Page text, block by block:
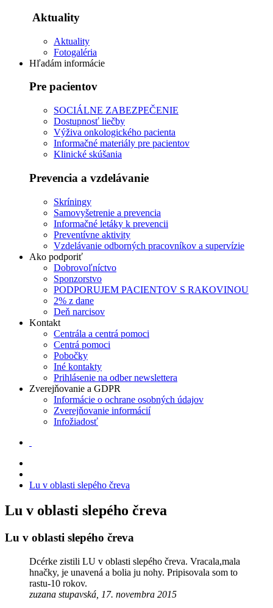
Aktuality
Aktuality
Fotogaléria
Hľadám informácie
Pre pacientov
SOCIÁLNE ZABEZPEČENIE
Dostupnosť liečby
Výživa onkologického pacienta
Informačné materiály pre pacientov
Klinické skúšania
Prevencia a vzdelávanie
Skríningy
Samovyšetrenie a prevencia
Informačné letáky k prevencii
Preventívne aktivity
Vzdelávanie odborných pracovníkov a supervízie
Ako podporiť
Dobrovoľníctvo
Sponzorstvo
PODPORUJEM PACIENTOV S RAKOVINOU
2% z dane
Deň narcisov
Kontakt
Centrála a centrá pomoci
Centrá pomoci
Pobočky
Iné kontakty
Prihlásenie na odber newslettera
Zverejňovanie a GDPR
Informácie o ochrane osobných údajov
Zverejňovanie informácií
Infožiadosť
Lu v oblasti slepého čreva
Lu v oblasti slepého čreva
Lu v oblasti slepého čreva
Dcérke zistili LU v oblasti slepého čreva. Vracala,mala
hnačky, je unavená a bolia ju nohy. Pripisovala som to
rastu-10 rokov.
zuzana stupavská, 17. novembra 2015